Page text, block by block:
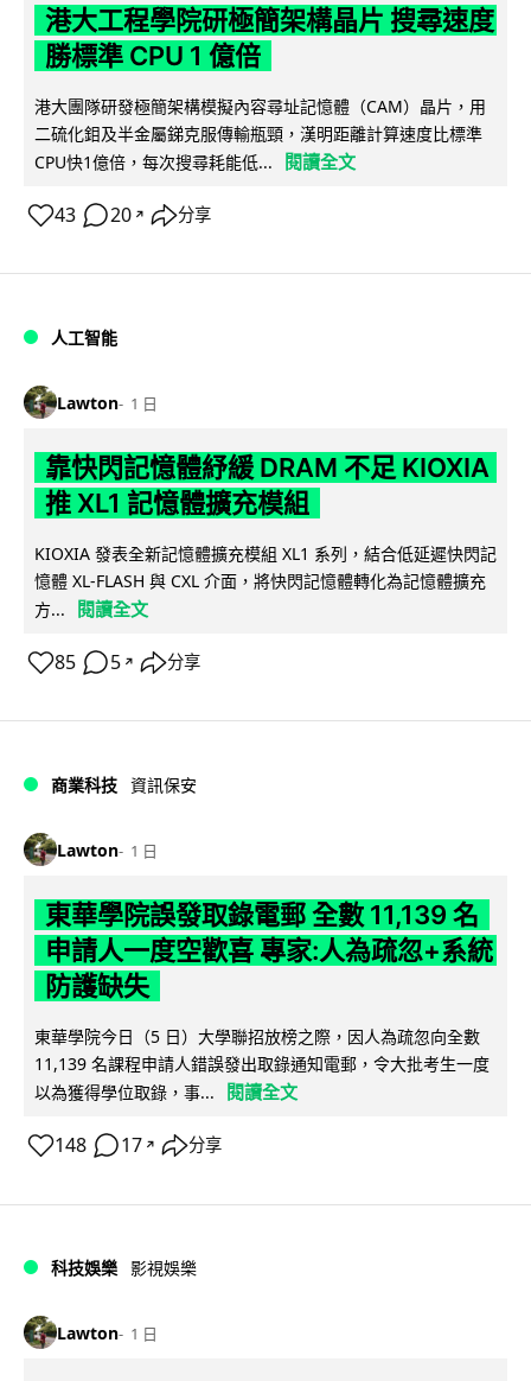
港大工程學院研極簡架構晶片 搜尋速度
勝標準 CPU 1 億倍
港大團隊研發極簡架構模擬內容尋址記憶體（CAM）晶片，用
二硫化鉬及半金屬銻克服傳輸瓶頸，漢明距離計算速度比標準
CPU快1億倍，每次搜尋耗能低...
閱讀全文
43 20 ↗ 分享
人工智能
Lawton 1 日
靠快閃記憶體紓緩 DRAM 不足 KIOXIA
推 XL1 記憶體擴充模組
KIOXIA 發表全新記憶體擴充模組 XL1 系列，結合低延遲快閃記
憶體 XL-FLASH 與 CXL 介面，將快閃記憶體轉化為記憶體擴充
方...
閱讀全文
85 5 ↗ 分享
商業科技 資訊保安
Lawton 1 日
東華學院誤發取錄電郵 全數 11,139 名
申請人一度空歡喜 專家:人為疏忽+系統
防護缺失
東華學院今日（5 日）大學聯招放榜之際，因人為疏忽向全數
11,139 名課程申請人錯誤發出取錄通知電郵，令大批考生一度
以為獲得學位取錄，事...
閱讀全文
148 17 ↗ 分享
科技娛樂 影視娛樂
Lawton 1 日